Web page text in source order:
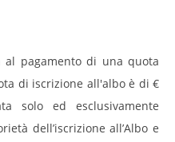
al pagamento di una quota
di iscrizione all'albo è di €
solo ed esclusivamente
dell’iscrizione all’Albo e